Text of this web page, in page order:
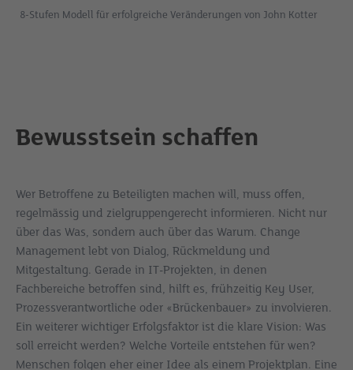
8-Stufen Modell für erfolgreiche Veränderungen von John Kotter
Bewusstsein schaffen
Wer Betroffene zu Beteiligten machen will, muss offen,
regelmässig und zielgruppengerecht informieren. Nicht nur
über das Was, sondern auch über das Warum. Change
Management lebt von Dialog, Rückmeldung und
Mitgestaltung. Gerade in IT-Projekten, in denen
Fachbereiche betroffen sind, hilft es, frühzeitig Key User,
Prozessverantwortliche oder «Brückenbauer» zu involvieren.
Ein weiterer wichtiger Erfolgsfaktor ist die klare Vision: Was
soll erreicht werden? Welche Vorteile entstehen für wen?
Menschen folgen eher einer Idee als einem Projektplan. Eine